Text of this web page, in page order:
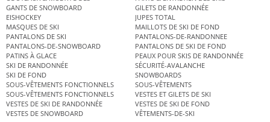
GANTS DE SNOWBOARD
GILETS DE RANDONNÉE
EISHOCKEY
JUPES TOTAL
MASQUES DE SKI
MAILLOTS DE SKI DE FOND
PANTALONS DE SKI
PANTALONS-DE-RANDONNEE
PANTALONS-DE-SNOWBOARD
PANTALONS DE SKI DE FOND
PATINS À GLACE
PEAUX POUR SKIS DE RANDONNÉE
SKI DE RANDONNÉE
SÉCURITÉ-AVALANCHE
SKI DE FOND
SNOWBOARDS
SOUS-VÊTEMENTS FONCTIONNELS
SOUS-VÊTEMENTS
SOUS-VÊTEMENTS FONCTIONNELS
VESTES ET GILETS DE SKI
VESTES DE SKI DE RANDONNÉE
VESTES DE SKI DE FOND
VESTES DE SNOWBOARD
VÊTEMENTS-DE-SKI